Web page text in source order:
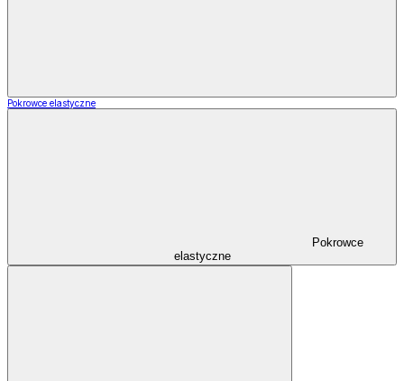
Pokrowce elastyczne
Pokrowce
elastyczne